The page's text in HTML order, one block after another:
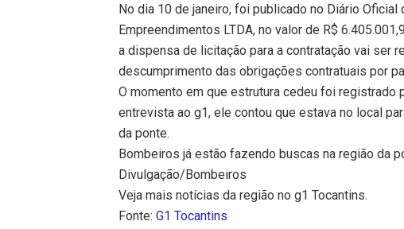
No dia 10 de janeiro, foi publicado no Diário Oficial
Empreendimentos LTDA, no valor de R$
a dispensa de licitação para a contratação vai ser
descumprimento das obrigações contratuais por
O momento em que estrutura cedeu foi registrado
entrevista ao g1, ele contou que estava no local
da ponte.
Bombeiros já estão fazendo buscas na região da
Divulgação/Bombeiros
Veja mais notícias da região no g1 Tocantins.
Fonte:G1 Tocantins